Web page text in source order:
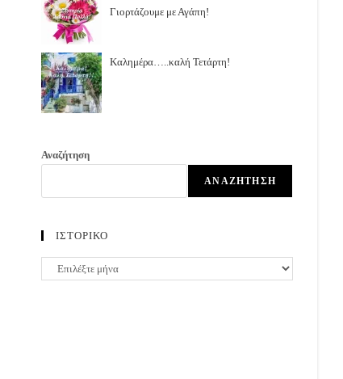
Γιορτάζουμε με Αγάπη!
Καλημέρα…..καλή Τετάρτη!
Αναζήτηση
ΑΝΑΖΉΤΗΣΗ
ΙΣΤΟΡΙΚΟ
ΙΣΤΟΡΙΚΟ